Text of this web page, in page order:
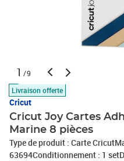
1 /9
Livraison offerte
Cricut
Cricut Joy Cartes
Marine 8 pièces
Type de produit : Carte
63694Conditionnement : 1